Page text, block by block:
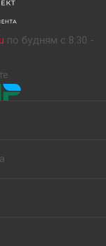
по будням с 8:30 -